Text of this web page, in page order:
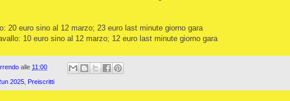
20 euro sino al 12 marzo; 23 euro last minute giorno gara
10 euro sino al 12 marzo; 12 euro last minute giorno gara
alle 11:00
2025 Preiscritti